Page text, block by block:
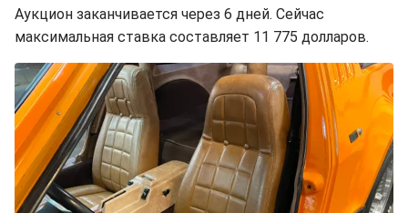
Аукцион заканчивается через 6 дней. Сейчас
максимальная ставка составляет 11 775 долларов.